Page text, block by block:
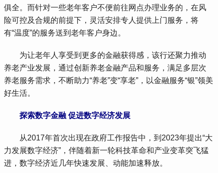
俱全。而针对一些老年客户不便前往网点办理业务的，在风
险可控及合规的前提下，灵活安排专人提供上门服务，将
有“温度”的服务送到老年客户身边。
为让老年人享受到更多的金融获得感，该行还聚力推动
养老产业发展，通过创新养老金融产品和服务，满足多层次
养老服务需求，不断助力“养老”变“享老”，以金融服务“银”领美
好生活。
探索数字金融 促进数字经济发展
从2017年首次出现在政府工作报告中，到2023年提出“大
力发展数字经济”，伴随着新一轮科技革命和产业变革突飞猛
进，数字经济近几年快速发展、动能加速释放。